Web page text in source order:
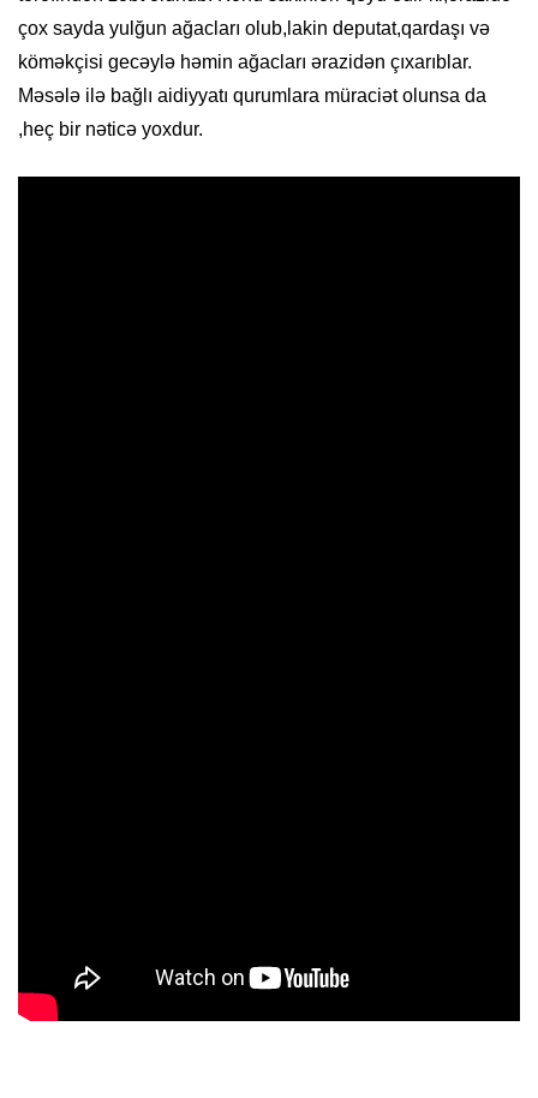
çox sayda yulğun ağacları olub,lakin deputat,qardaşı və
köməkçisi gecəylə həmin ağacları ərazidən çıxarıblar.
Məsələ ilə bağlı aidiyyatı qurumlara müraciət olunsa da
,heç bir nəticə yoxdur.